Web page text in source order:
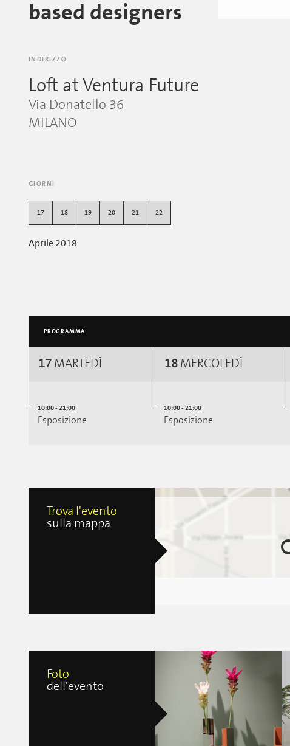
based designers
INDIRIZZO
Loft at Ventura Future
Via Donatello 36
MILANO
GIORNI
17 18 19 20 21 22
Aprile 2018
PROGRAMMA
17 MARTEDÌ
10:00 - 21:00
Esposizione
18 MERCOLEDÌ
10:00 - 21:00
Esposizione
Trova l'evento
sulla mappa
Foto
dell'evento